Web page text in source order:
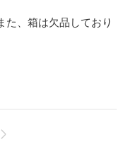
た、箱は欠品しており